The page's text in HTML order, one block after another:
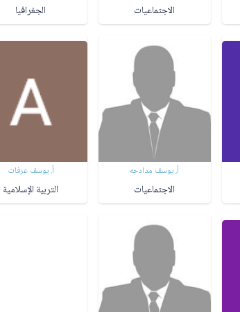
الاجتماعيات الجغرافيا
أ. يوسف مدادحه
الاجتماعيات
أ. يوسف عرفات
التربية الإسلامية